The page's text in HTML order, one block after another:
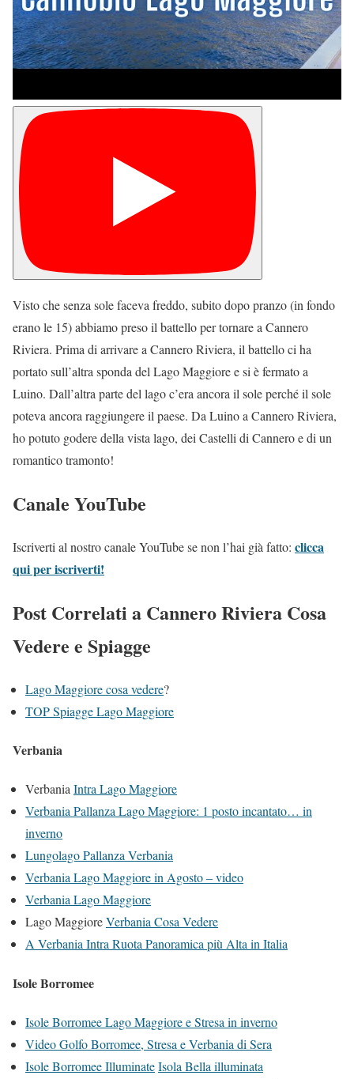
Visto che senza sole faceva freddo, subito dopo pranzo (in fondo
erano le 15) abbiamo preso il battello per tornare a Cannero
Riviera. Prima di arrivare a Cannero Riviera, il battello ci ha
portato sull’altra sponda del Lago Maggiore e si è fermato a
Luino. Dall’altra parte del lago c’era ancora il sole perché il sole
poteva ancora raggiungere il paese. Da Luino a Cannero Riviera,
ho potuto godere della vista lago, dei Castelli di Cannero e di un
romantico tramonto!
Canale YouTube
Iscriverti al nostro canale YouTube se non l’hai già fatto: clicca
qui per iscriverti!
Post Correlati a Cannero Riviera Cosa
Vedere e Spiagge
Lago Maggiore cosa vedere?
TOP Spiagge Lago Maggiore
Verbania
VerbaniaIntra Lago Maggiore
Verbania Pallanza Lago Maggiore: 1 posto incantato… in
inverno
Lungolago Pallanza Verbania
Verbania Lago Maggiore in Agosto – video
Verbania Lago Maggiore
Lago MaggioreVerbania Cosa Vedere
A Verbania Intra Ruota Panoramica più Alta in Italia
Isole Borromee
Isole Borromee Lago Maggiore e Stresa in inverno
Video Golfo Borromee, Stresa e Verbania di Sera
Isole Borromee IlluminateIsola Bella illuminata